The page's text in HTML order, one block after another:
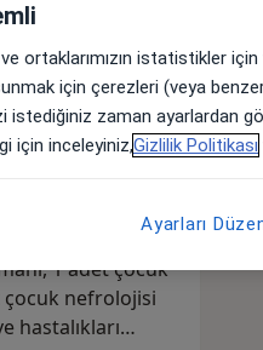
uzmanlık arayın
acil tıp uzmanı,
cerrahisi
1 adet çocuk
çocuk nefrolojisi
hastalıkları
ortaklarımızın istatistikler
için çerezleri (veya
istediğiniz zaman ayarlardan
için inceleyiniz,Gizlilik Politikası
Ayarları